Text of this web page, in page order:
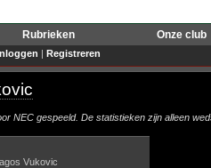
Rubrieken Onze club
| Registreren
NEC gespeeld. De statistieken zijn alleen
Vukovic